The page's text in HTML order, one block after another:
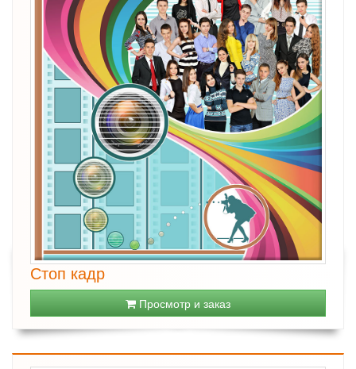
Стоп кадр
Просмотр и заказ